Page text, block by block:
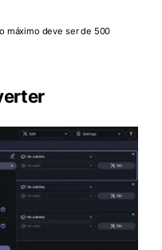
máximo deve ser de 500